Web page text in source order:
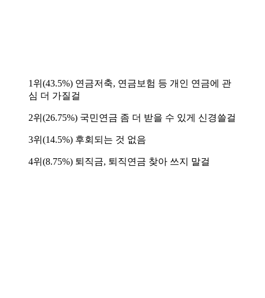
1위(43.5%) 연금저축, 연금보험 등 개인 연금에 관
심 더 가질걸
2위(26.75%) 국민연금 좀 더 받을 수 있게 신경쓸걸
3위(14.5%) 후회되는 것 없음
4위(8.75%) 퇴직금, 퇴직연금 찾아 쓰지 말걸